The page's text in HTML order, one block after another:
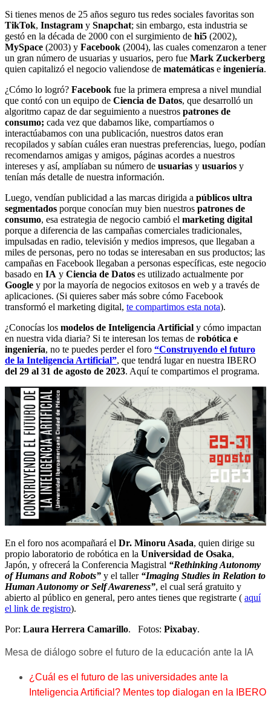
Si tienes menos de 25 años seguro tus redes sociales favoritas son
TikTok, Instagram y Snapchat; sin embargo, esta industria se
gestó en la década de 2000 con el surgimiento de hi5 (2002),
MySpace (2003) y Facebook (2004), las cuales comenzaron a tener
un gran número de usuarias y usuarios, pero fue Mark Zuckerberg
quien capitalizó el negocio valiendose de matemáticas e ingeniería.
¿Cómo lo logró? Facebook fue la primera empresa a nivel mundial
que contó con un equipo de Ciencia de Datos, que desarrolló un
algoritmo capaz de dar seguimiento a nuestros patrones de
consumo; cada vez que dabamos like, compartíamos o
interactúabamos con una publicación, nuestros datos eran
recopilados y sabían cuáles eran nuestras preferencias, luego, podían
recomendarnos amigas y amigos, páginas acordes a nuestros
intereses y así, amplíaban su número de usuarias y usuarios y
tenían más detalle de nuestra información.
Luego, vendían publicidad a las marcas dirigida a públicos ultra
segmentados porque conocían muy bien nuestros patrones de
consumo, esa estrategia de negocio cambió el marketing digital
porque a diferencia de las campañas comerciales tradicionales,
impulsadas en radio, televisión y medios impresos, que llegaban a
miles de personas, pero no todas se interesaban en sus productos; las
campañas en Facebook llegaban a personas específicas, este negocio
basado en IA y Ciencia de Datos es utilizado actualmente por
Google y por la mayoría de negocios exitosos en web y a través de
aplicaciones. (Si quieres saber más sobre cómo Facebook
transformó el marketing digital, te compartimos esta nota).
¿Conocías los modelos de Inteligencia Artificial y cómo impactan
en nuestra vida diaria? Si te interesan los temas de robótica e
ingeniería, no te puedes perder el foro “Construyendo el futuro
de la Inteligencia Artificial”, que tendrá lugar en nuestra IBERO
del 29 al 31 de agosto de 2023. Aquí te compartimos el programa.
En el foro nos acompañará el Dr. Minoru Asada, quien dirige su
propio laboratorio de robótica en la Universidad de Osaka,
Japón, y ofrecerá la Conferencia Magistral “Rethinking Autonomy
of Humans and Robots” y el taller “Imaging Studies in Relation to
Human Autonomy or Self Awareness”, el cual será gratuito y
abierto al público en general, pero antes tienes que registrarte ( aquí
el link de registro).
Por: Laura Herrera Camarillo. Fotos: Pixabay.
Mesa de diálogo sobre el futuro de la educación ante la IA
¿Cuál es el futuro de las universidades ante la
Inteligencia Artificial? Mentes top dialogan en la IBERO